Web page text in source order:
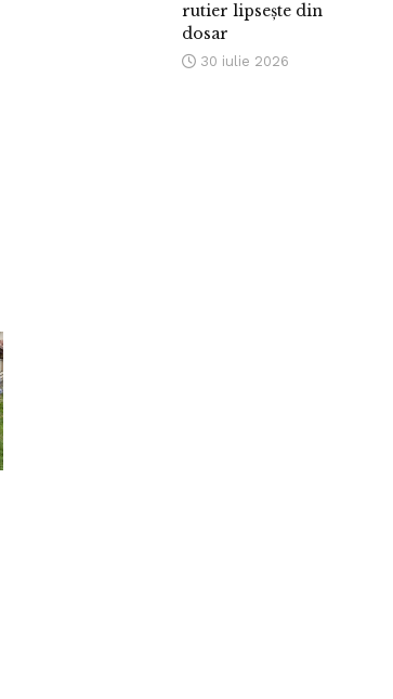
rutier lipsește din
dosar
30 iulie 2026